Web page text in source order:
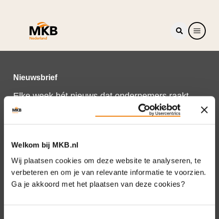
Welkom bij MKB.nl
Wij plaatsen cookies om deze website te analyseren, te
verbeteren en om je van relevante informatie te voorzien.
Ga je akkoord met het plaatsen van deze cookies?
Nieuwsbrief
Elke week hét nieuws dat ondernemers raakt.
Schrijf je nu in voor de MKB-Nederland
nieuwsbrief.
Schrijf je in
Direct naar
Over ons